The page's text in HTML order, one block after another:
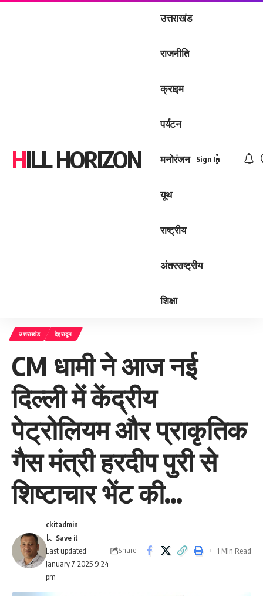
HILL HORIZON
उत्तराखंड
राजनीति
क्राइम
पर्यटन
मनोरंजन
यूथ
राष्ट्रीय
अंतरराष्ट्रीय
शिक्षा
Sign In
उत्तराखंड देहरादून
CM धामी ने आज नई
दिल्ली में केंद्रीय
पेट्रोलियम और प्राकृतिक
गैस मंत्री हरदीप पुरी से
शिष्टाचार भेंट की…
Last updated:
January 7, 2025 9:24
pm
ckitadmin
Share 1 Min Read